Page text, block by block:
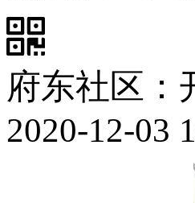
府东社区：
2020-12-03